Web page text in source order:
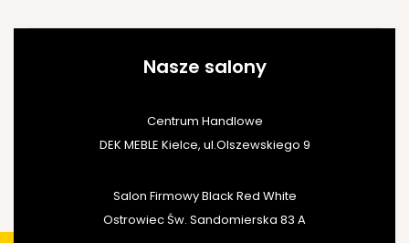
Nasze salony
Centrum Handlowe
DEK MEBLE Kielce, ul.Olszewskiego 9
Salon Firmowy Black Red White
Ostrowiec Św. Sandomierska 83 A